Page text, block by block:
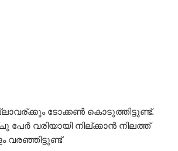
ടോക്കൺ കൊടുത്തിട്ടുണ്ട്.
വരിയായി നില്ക്കാൻ നിലത്ത്
വരഞ്ഞിട്ടുണ്ട്